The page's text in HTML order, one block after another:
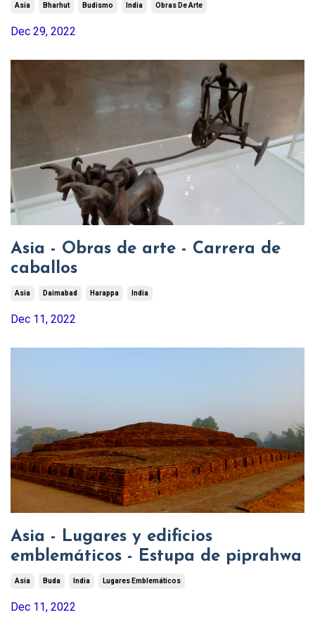
Asia Bharhut Budismo India Obras De Arte
Dec 29, 2022
Asia - Obras de arte - Carrera de
caballos
Asia Daimabad Harappa India
Dec 11, 2022
Asia - Lugares y edificios
emblemáticos - Estupa de piprahwa
Asia Buda India Lugares Emblemáticos
Dec 11, 2022